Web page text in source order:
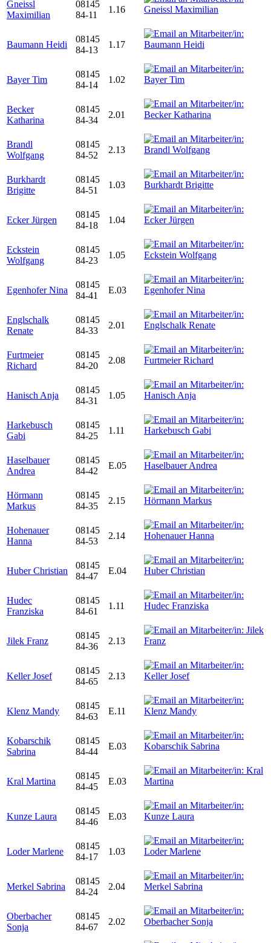
Gneissl
Maximilian
08145
84-11
1.16
Baumann Heidi
08145
84-13
1.17
Bayer Tim
08145
84-14
1.02
Becker
Katharina
08145
84-34
2.01
Brandl
Wolfgang
08145
84-52
2.13
Burkhardt
Brigitte
08145
84-51
1.03
Ecker Jürgen
08145
84-18
1.04
Eckstein
Wolfgang
08145
84-23
1.05
Egenhofer Nina
08145
84-41
E.03
Englschalk
Renate
08145
84-33
2.01
Furtmeier
Richard
08145
84-20
2.08
Hanisch Anja
08145
84-31
1.05
Harkebusch
Gabi
08145
84-25
1.11
Haselbauer
Andrea
08145
84-42
E.05
Hörmann
Markus
08145
84-35
2.15
Hohenauer
Hanna
08145
84-53
2.14
Huber Christian
08145
84-47
E.04
Hudec
Franziska
08145
84-61
1.11
Jilek Franz
08145
84-36
2.13
Keller Josef
08145
84-65
2.13
Klenz Mandy
08145
84-63
E.11
Kobarschik
Sabrina
08145
84-44
E.03
Kral Martina
08145
84-45
E.03
Kunze Laura
08145
84-46
E.03
Loder Marlene
08145
84-17
1.03
Merkel Sabrina
08145
84-24
2.04
Oberbacher
Sonja
08145
84-67
2.02